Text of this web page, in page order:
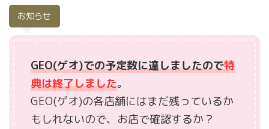
お知らせ
GEO(ゲオ)での予定数に達しましたので特
典は終了しました。
GEO(ゲオ)の各店舗にはまだ残っているか
もしれないので、お店で確認するか？